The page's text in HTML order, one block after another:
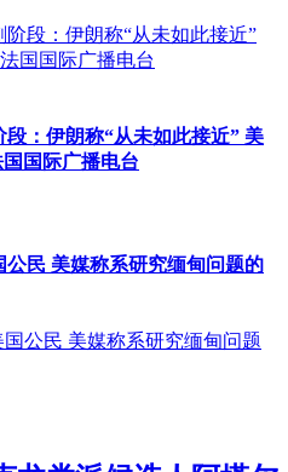
：伊朗称“从未如此接近” 美
国际广播电台
民 美媒称系研究缅甸问题的